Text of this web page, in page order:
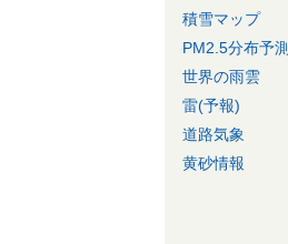
積雪マップ
PM2.5分布予測
世界の雨雲
雷(予報)
道路気象
黄砂情報